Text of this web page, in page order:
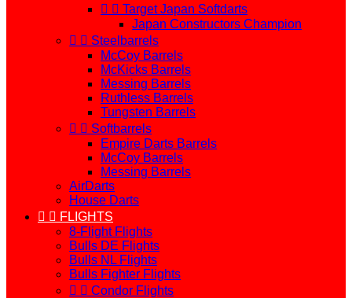
  Target Japan Softdarts
Japan Constructors Champion
  Steelbarrels
McCoy Barrels
McKicks Barrels
Messing Barrels
Ruthless Barrels
Tungsten Barrels
  Softbarrels
Empire Darts Barrels
McCoy Barrels
Messing Barrels
AirDarts
House Darts
  FLIGHTS
8-Flight Flights
Bulls DE Flights
Bulls NL Flights
Bulls Fighter Flights
  Condor Flights